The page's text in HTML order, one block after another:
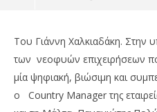
Του Γιάννη Χαλκιαδάκη. Στην
των νεοφυών επιχειρήσεων
μία ψηφιακή, βιώσιμη και
ο Country Manager της